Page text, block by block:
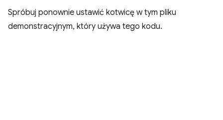
Spróbuj ponownie ustawić kotwicę w tym pliku
demonstracyjnym, który używa tego kodu.